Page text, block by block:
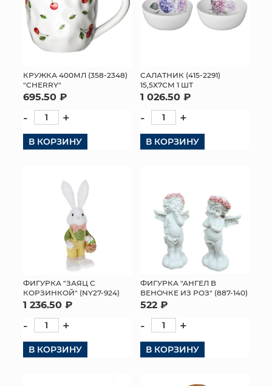
КРУЖКА 400МЛ (358-2348)
"CHERRY"
695.50 ₽
- +
В КОРЗИНУ
САЛАТНИК (415-2291)
15,5Х7СМ 1 ШТ
1 026.50 ₽
- +
В КОРЗИНУ
ФИГУРКА "ЗАЯЦ С
КОРЗИНКОЙ" (NY27-924)
1 236.50 ₽
- +
В КОРЗИНУ
ФИГУРКА "АНГЕЛ В
ВЕНОЧКЕ ИЗ РОЗ" (887-140)
522 ₽
- +
В КОРЗИНУ